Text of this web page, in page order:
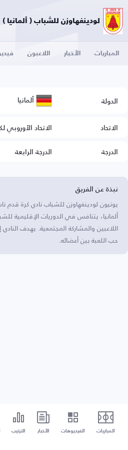
لودينغهاوزن للشباب ( ألمانيا )
المباريات الأخبار اللاعبون
الدولة ألمانيا
الاتحاد
الاتحاد الأوروبي
الدرجة
الدرجة الرابعة
نبذة عن الفريق
يونيون لودينغهاوزن للشباب نادي كرة
ألمانيا، يتنافس في الدوريات الإقليمية
اللاعبين والمشاركة المجتمعية. يهدف
حب اللعبة بين أعضائه.
المباريات الفيديوهات الأخبار الترتيب